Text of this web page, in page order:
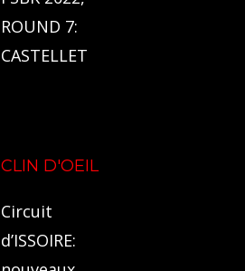
ROUND 7:
CASTELLET
CLIN D'OEIL
Circuit
d’ISSOIRE: